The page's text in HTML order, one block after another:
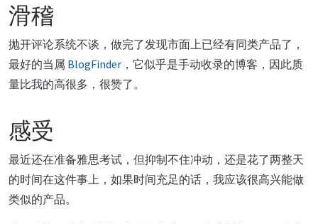
滑稽
抛开评论系统不谈，做完了发现市面上已经有同类产品了，
最好的当属 BlogFinder ，它似乎是手动收录的博客，因此质
量比我的高很多，很赞了。
感受
最近还在准备雅思考试，但抑制不住冲动，还是花了两整天
的时间在这件事上，如果时间充足的话，我应该很高兴能做
类似的产品。